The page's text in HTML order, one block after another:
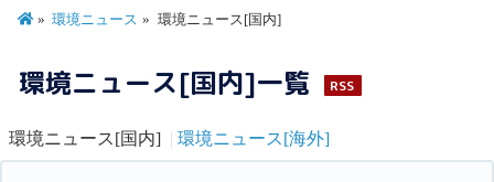
環境ニュース 環境ニュース[国内]
環境ニュース[国内]一覧 RSS
環境ニュース[国内] 環境ニュース[海外]